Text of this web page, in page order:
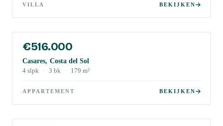
VILLA BEKIJKEN
€516.000
Casares, Costa del Sol
4 slpk · 3 bk · 179 m²
APPARTEMENT BEKIJKEN